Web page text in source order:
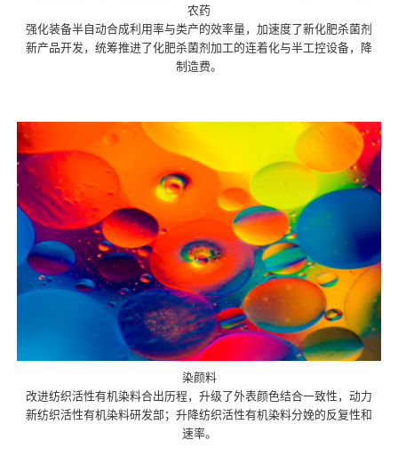
农药
强化装备半自动合成利用率与类产的效率量，加速度了新化肥杀菌剂
新产品开发，统筹推进了化肥杀菌剂加工的连着化与半工控设备，降
制造费。
染颜料
改进纺织活性有机染料合出历程，升级了外表颜色结合一致性，动力
新纺织活性有机染料研发部；升降纺织活性有机染料分娩的反复性和
速率。